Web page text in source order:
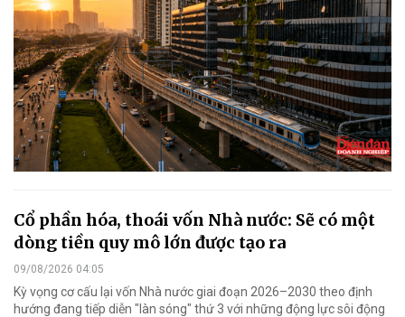
Cổ phần hóa, thoái vốn Nhà nước: Sẽ có một
dòng tiền quy mô lớn được tạo ra
09/08/2026 04:05
Kỳ vọng cơ cấu lại vốn Nhà nước giai đoạn 2026–2030 theo định
hướng đang tiếp diễn "làn sóng" thứ 3 với những động lực sôi động